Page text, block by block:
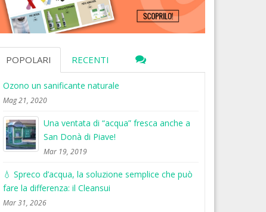
POPOLARI RECENTI
Ozono un sanificante naturale
Mag 21, 2020
Una ventata di “acqua” fresca anche a
San Donà di Piave!
Mar 19, 2019
💧 Spreco d’acqua, la soluzione semplice che può
fare la differenza: il Cleansui
Mar 31, 2026